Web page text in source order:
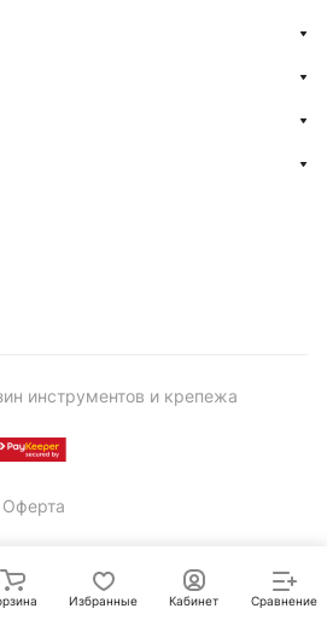
инструментов и крепежа
Оферта
Избранные Кабинет Сравнение